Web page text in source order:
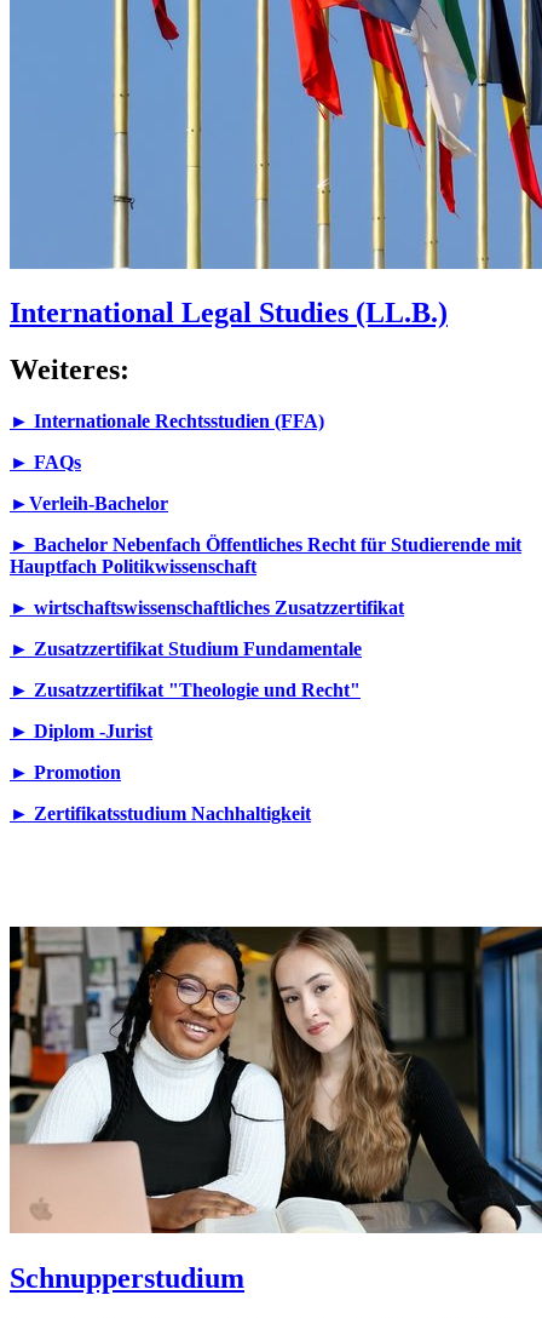
International Legal Studies (LL.B.)
Weiteres:
► Internationale Rechtsstudien (FFA)
► FAQs
►Verleih-Bachelor
► Bachelor Nebenfach Öffentliches Recht für Studierende mit
Hauptfach Politikwissenschaft
► wirtschaftswissenschaftliches Zusatzzertifikat
► Zusatzzertifikat Studium Fundamentale
► Zusatzzertifikat "Theologie und Recht"
► Diplom -Jurist
► Promotion
► Zertifikatsstudium Nachhaltigkeit
Schnupperstudium